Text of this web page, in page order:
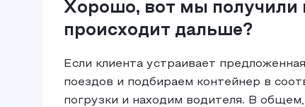
Хорошо, вот мы получили
происходит дальше?
Если клиента устраивает
поездов и подбираем контейнер в
погрузки и находим водителя. В